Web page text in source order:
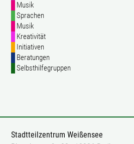
Musik
Sprachen
Musik
Kreativität
Initiativen
Beratungen
Selbsthilfegruppen
Stadtteilzentrum Weißensee